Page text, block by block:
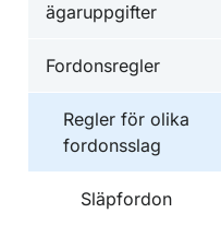
ägaruppgifter
Fordonsregler
Regler för olika
fordonsslag
Släpfordon